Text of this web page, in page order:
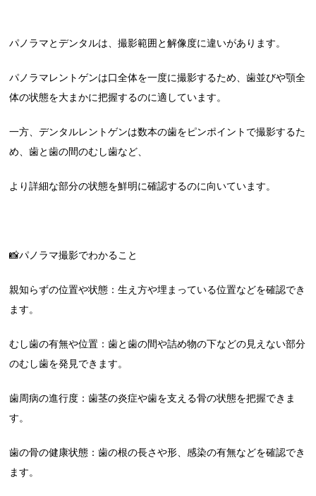
パノラマとデンタルは、撮影範囲と解像度に違いがあります。
パノラマレントゲンは口全体を一度に撮影するため、歯並びや顎全
体の状態を大まかに把握するのに適しています。
一方、デンタルレントゲンは数本の歯をピンポイントで撮影するた
め、歯と歯の間のむし歯など、
より詳細な部分の状態を鮮明に確認するのに向いています。
📸パノラマ撮影でわかること
親知らずの位置や状態：生え方や埋まっている位置などを確認でき
ます。
むし歯の有無や位置：歯と歯の間や詰め物の下などの見えない部分
のむし歯を発見できます。
歯周病の進行度：歯茎の炎症や歯を支える骨の状態を把握できま
す。
歯の骨の健康状態：歯の根の長さや形、感染の有無などを確認でき
ます。